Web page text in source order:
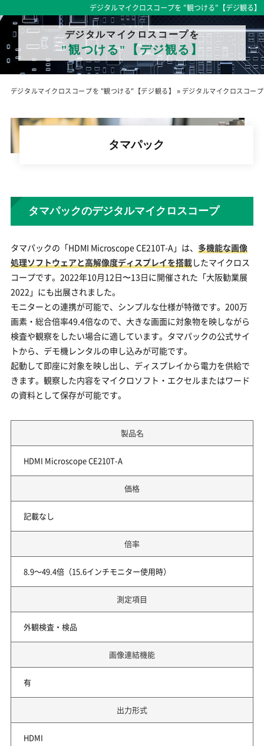
デジタルマイクロスコープを "観つける"【デジ観る】
デジタルマイクロスコープを
"観つける"【デジ観る】
デジタルマイクロスコープを "観つける"【デジ観る】 » デジタルマイクロスコー
タマパック
タマパックのデジタルマイクロスコープ
タマパックの「HDMI Microscope CE210T-A」は、 多機能な画像
処理ソフトウェアと高解像度ディスプレイを搭載したマイクロス
コープです。2022年10月12日〜13日に開催された「大阪勧業展
2022」にも出展されました。
モニターとの連携が可能で、シンプルな仕様が特徴です。200万
画素・総合倍率49.4倍なので、大きな画面に対象物を映しながら
検査や観察をしたい場合に適しています。タマパックの公式サイ
トから、デモ機レンタルの申し込みが可能です。
起動して即座に対象を映し出し、ディスプレイから電力を供給で
きます。観察した内容をマイクロソフト・エクセルまたはワード
の資料として保存が可能です。
製品名
HDMI Microscope CE210T-A
価格
記載なし
倍率
8.9～49.4倍（15.6インチモニター使用時）
測定項目
外観検査・検品
画像連結機能
有
出力形式
HDMI